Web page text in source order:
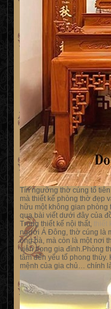
Tín ngưỡng thờ cúng tổ
mà thiết kế phòng thờ đẹp
hữu một không gian
qua bài viết dưới đây của
Trong thiết kế nội thất,
người Á Đông, thờ cúng là
ông bà, mà còn là một nơi
viên trong gia đình.Phòng
tâm đến yếu tố phong
mệnh của gia chủ… chính